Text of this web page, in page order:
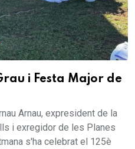
i Festa Major de
Arnau, expresident de la
i exregidor de les Planes
s'ha celebrat el 125è